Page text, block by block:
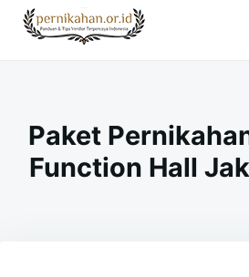
SkipSearch
for:
Paket
Function Hall